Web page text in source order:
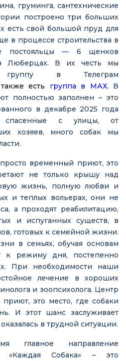
груминга, сантехнические
построено три больших
есть свой большой пруд для
в процессе строительства в
постояльцы — 6 щенков
Люберцах. В их честь мы
в Телеграм
есть группа в МАХ. В
полностью заполнен – это
в декабре 2025 года
с улицы, от
хозяев, много собак мы
временный приют, это
не только крышу над
жизнь, полную любви и
и теплых вольерах, они не
а проходят реабилитацию,
и испуганных существ, в
готовых к семейной жизни.
в семьях, обучая основам
к режиму дня, постепенно
При необходимости наши
лечение в хороших
и зоопсихолога. Центр
приют, это место, где собаки
И этот шанс заслуживает
в трудной ситуации.
главное направление
«Каждая Собака» – это